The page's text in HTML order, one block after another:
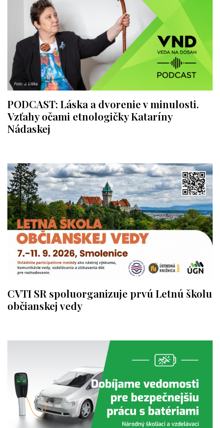
PODCAST: Láska a dvorenie v minulosti.
Vzťahy očami etnologičky Kataríny
Nádaskej
CVTI SR spoluorganizuje prvú Letnú školu
občianskej vedy